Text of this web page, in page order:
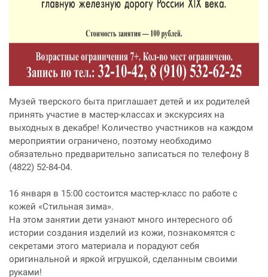
Музей тверского быта приглашает детей и их родителей
принять участие в мастер-классах и экскурсиях на
выходных в декабре! Количество участников на каждом
мероприятии ограничено, поэтому необходимо
обязательно предварительно записаться по телефону 8
(4822) 52-84-04.
16 января в 15:00 состоится мастер-класс по работе с
кожей «Стильная зима».
На этом занятии дети узнают много интересного об
истории создания изделий из кожи, познакомятся с
секретами этого материала и порадуют себя
оригинальной и яркой игрушкой, сделанным своими
руками!